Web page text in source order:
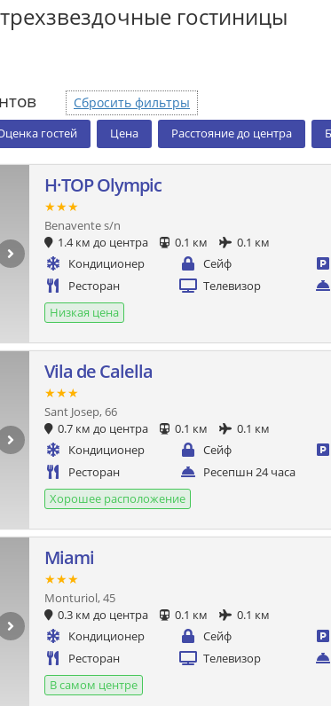
гостиницы
Сбросить фильтры
гостей Цена Расстояние до центра
H·TOP Olympic
★★★
Benavente s/n
1.4 км до центра
0.1 км
0.1 км
Кондиционер
Сейф
Ресторан
Телевизор
Низкая цена
Vila de Calella
★★★
Sant Josep, 66
0.7 км до центра
0.1 км
0.1 км
Кондиционер
Сейф
Ресторан
Ресепшн 24 часа
Хорошее расположение
Miami
★★★
Monturiol, 45
0.3 км до центра
0.1 км
0.1 км
Кондиционер
Сейф
Ресторан
Телевизор
В самом центре